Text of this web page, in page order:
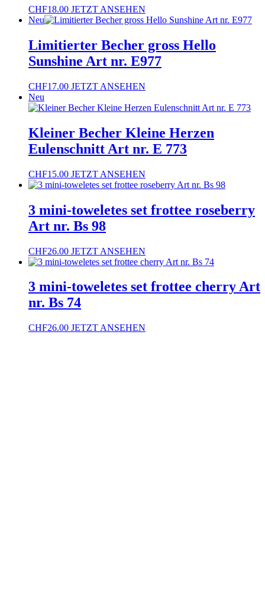
CHF18.00 JETZT ANSEHEN
Neu
Limitierter Becher gross Hello
Sunshine Art nr. E977
CHF17.00 JETZT ANSEHEN
Neu
Kleiner Becher Kleine Herzen
Eulenschnitt Art nr. E 773
CHF15.00 JETZT ANSEHEN
3 mini-toweletes set frottee roseberry
Art nr. Bs 98
CHF26.00 JETZT ANSEHEN
3 mini-toweletes set frottee cherry Art
nr. Bs 74
CHF26.00 JETZT ANSEHEN